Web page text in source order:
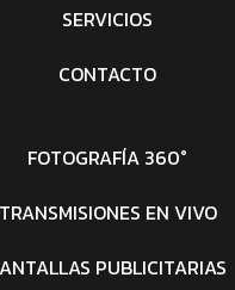
SERVICIOS
CONTACTO
FOTOGRAFÍA 360°
TRANSMISIONES EN VIVO
PUBLICITARIAS